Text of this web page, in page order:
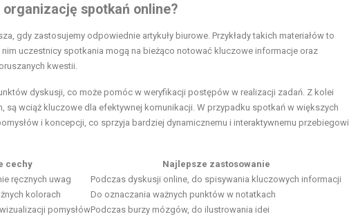
spotkań online?
gdy zastosujemy odpowiednie artykuły biurowe. Przykłady takich materiałów to
nim uczestnicy spotkania mogą na bieżąco notować kluczowe informacje oraz
kwestii.
dyskusji, co może pomóc w weryfikacji postępów w realizacji zadań. Z kolei
są wciąż kluczowe dla efektywnej komunikacji. W przypadku spotkań w większych
i koncepcji, co sprzyja bardziej dynamicznemu i interaktywnemu przebiegowi
cechy
Najlepsze zastosowanie
ręcznych uwag
Podczas dyskusji online, do spisywania kluczowych informacji
kolorach
Do oznaczania ważnych punktów w notatkach
pomysłówPodczas burzy mózgów, do ilustrowania idei